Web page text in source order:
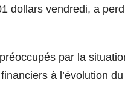
dollars vendredi, a
par la
à l’évolution